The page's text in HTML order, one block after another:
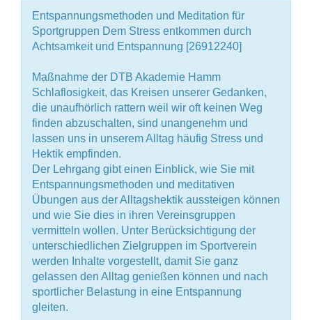
Entspannungsmethoden und Meditation für
Sportgruppen Dem Stress entkommen durch
Achtsamkeit und Entspannung [26912240]
Maßnahme der DTB Akademie Hamm
Schlaflosigkeit, das Kreisen unserer Gedanken,
die unaufhörlich rattern weil wir oft keinen Weg
finden abzuschalten, sind unangenehm und
lassen uns in unserem Alltag häufig Stress und
Hektik empfinden.
Der Lehrgang gibt einen Einblick, wie Sie mit
Entspannungsmethoden und meditativen
Übungen aus der Alltagshektik aussteigen können
und wie Sie dies in ihren Vereinsgruppen
vermitteln wollen. Unter Berücksichtigung der
unterschiedlichen Zielgruppen im Sportverein
werden Inhalte vorgestellt, damit Sie ganz
gelassen den Alltag genießen können und nach
sportlicher Belastung in eine Entspannung
gleiten.